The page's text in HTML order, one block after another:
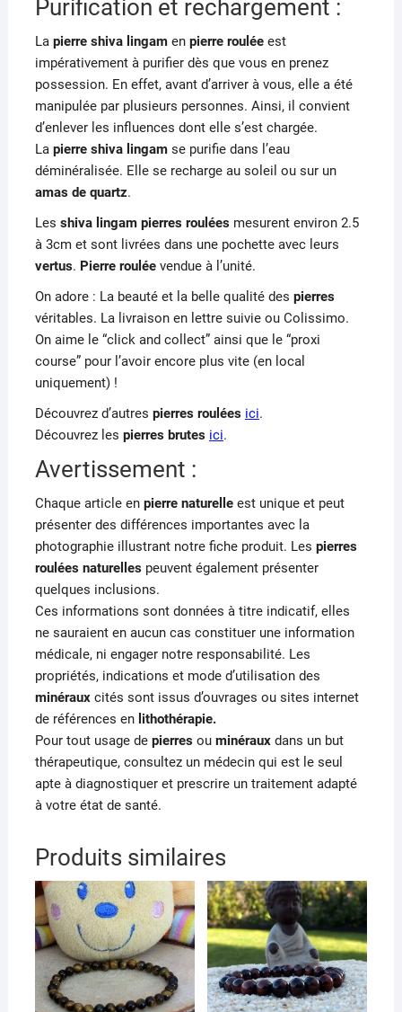
Purification et rechargement :
La pierre shiva lingam enpierre roulée est
impérativement à purifier dès que vous en prenez
possession. En effet, avant d’arriver à vous, elle a été
manipulée par plusieurs personnes. Ainsi, il convient
d’enlever les influences dont elle s’est chargée.
La pierre shiva lingamse purifie dans l’eau
déminéralisée. Elle se recharge au soleil ou sur un
amas de quartz.
Les shiva lingam pierres rouléesmesurent environ 2.5
à 3cm et sont livrées dans une pochette avec leurs
vertus. Pierre rouléevendue à l’unité.
On adore : La beauté et la belle qualité des pierres
véritables. La livraison en lettre suivie ou Colissimo.
On aime le “click and collect” ainsi que le “proxi
course” pour l’avoir encore plus vite (en local
uniquement) !
Découvrez d’autres pierres roulées ici.
Découvrez les pierres brutes ici.
Avertissement :
Chaque article enpierre naturelleest unique et peut
présenter des différences importantes avec la
photographie illustrant notre fiche produit. Les pierres
roulées naturellespeuvent également présenter
quelques inclusions.
Ces informations sont données à titre indicatif, elles
ne sauraient en aucun cas constituer une information
médicale, ni engager notre responsabilité. Les
propriétés, indications et mode d’utilisation des
minérauxcités sont issus d’ouvrages ou sites internet
de références en lithothérapie.
Pour tout usage de pierresou minérauxdans un but
thérapeutique, consultez un médecin qui est le seul
apte à diagnostiquer et prescrire un traitement adapté
à votre état de santé.
Produits similaires